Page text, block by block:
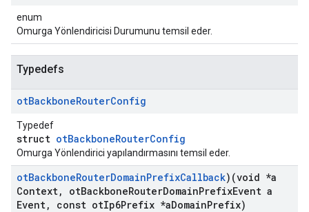
enum
Omurga Yönlendiricisi Durumunu temsil eder.
Typedefs
otBackboneRouterConfig
Typedef
struct otBackboneRouterConfig
Omurga Yönlendirici yapılandırmasını temsil eder.
otBackboneRouterDomainPrefixCallback)(void *a
Context, otBackboneRouterDomainPrefixEvent a
Event, const otIp6Prefix *aDomainPrefix)